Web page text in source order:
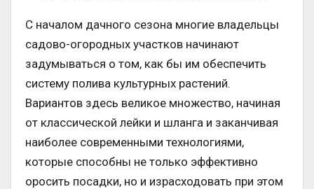
С началом дачного сезона многие владельцы
садово-огородных участков начинают
задумываться о том, как бы им обеспечить
систему полива культурных растений.
Вариантов здесь великое множество, начиная
от классической лейки и шланга и заканчивая
наиболее современными технологиями,
которые способны не только эффективно
оросить посадки, но и израсходовать при этом